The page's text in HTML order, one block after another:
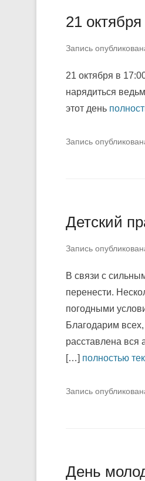
21
Запись
21 октября в
нарядиться
этот день
Запись
Детский
Запись
В связи с
перенести.
погодными
Благодарим
расставлена вся
[…] полностью
Запись
День